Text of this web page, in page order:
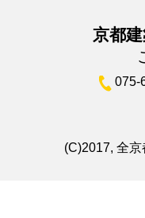
京都
075-
(C)2017, 全